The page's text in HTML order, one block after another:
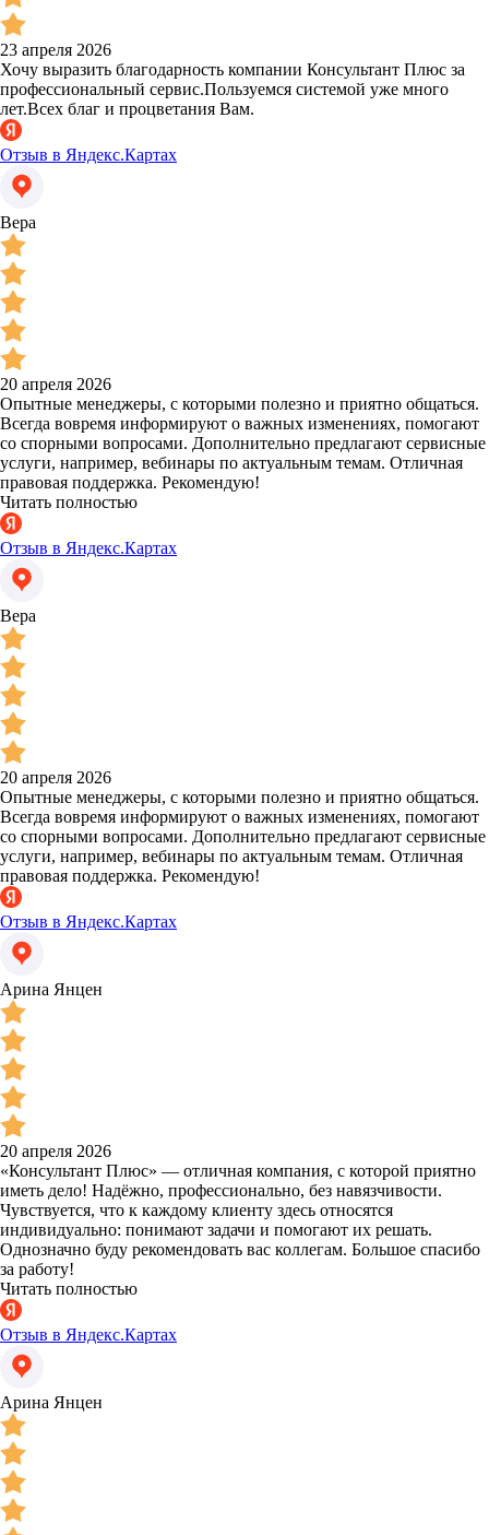
23 апреля 2026
Хочу выразить благодарность компании Консультант Плюс за
профессиональный сервис.Пользуемся системой уже много
лет.Всех благ и процветания Вам.
Отзыв в Яндекс.Картах
Вера
20 апреля 2026
Опытные менеджеры, с которыми полезно и приятно общаться.
Всегда вовремя информируют о важных изменениях, помогают
со спорными вопросами. Дополнительно предлагают сервисные
услуги, например, вебинары по актуальным темам. Отличная
правовая поддержка. Рекомендую!
Читать полностью
Отзыв в Яндекс.Картах
Вера
20 апреля 2026
Опытные менеджеры, с которыми полезно и приятно общаться.
Всегда вовремя информируют о важных изменениях, помогают
со спорными вопросами. Дополнительно предлагают сервисные
услуги, например, вебинары по актуальным темам. Отличная
правовая поддержка. Рекомендую!
Отзыв в Яндекс.Картах
Арина Янцен
20 апреля 2026
«Консультант Плюс» — отличная компания, с которой приятно
иметь дело! Надёжно, профессионально, без навязчивости.
Чувствуется, что к каждому клиенту здесь относятся
индивидуально: понимают задачи и помогают их решать.
Однозначно буду рекомендовать вас коллегам. Большое спасибо
за работу!
Читать полностью
Отзыв в Яндекс.Картах
Арина Янцен